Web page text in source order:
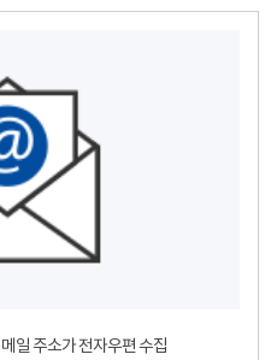
일 주소가 전자우편 수집